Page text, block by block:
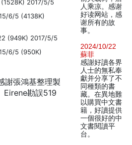
2017/5/5
6/5 (4138K)
(949K) 2017/5/5
6/5 (950K)
謝張鴻基整理製
勘誤519
人乘凉。感谢
好读网站，感
谢所有的故
事。
2024/10/22
蘇菲
感謝好讀各界
人士的無私奉
獻并分享了不
同種類的書
藏。在異地難
以購買中文書
籍，好讀提供
一個很好的中
文書閱讀平
台。